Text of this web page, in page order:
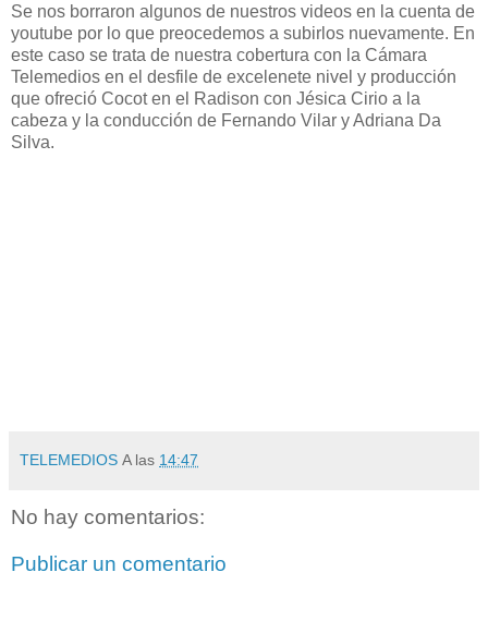
Se nos borraron algunos de nuestros videos en la cuenta de
youtube por lo que preocedemos a subirlos nuevamente. En
este caso se trata de nuestra cobertura con la Cámara
Telemedios en el desfile de excelenete nivel y producción
que ofreció Cocot en el Radison con Jésica Cirio a la
cabeza y la conducción de Fernando Vilar y Adriana Da
Silva.
TELEMEDIOS A las 14:47
No hay comentarios:
Publicar un comentario